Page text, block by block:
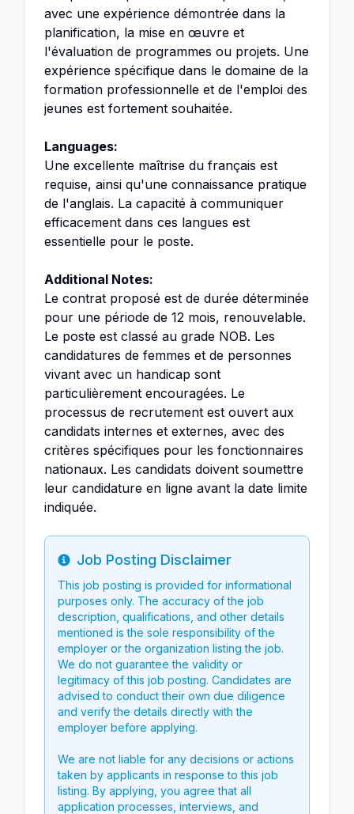
avec une expérience démontrée dans la
planification, la mise en œuvre et
l'évaluation de programmes ou projets. Une
expérience spécifique dans le domaine de la
formation professionnelle et de l'emploi des
jeunes est fortement souhaitée.
Languages:
Une excellente maîtrise du français est
requise, ainsi qu'une connaissance pratique
de l'anglais. La capacité à communiquer
efficacement dans ces langues est
essentielle pour le poste.
Additional Notes:
Le contrat proposé est de durée déterminée
pour une période de 12 mois, renouvelable.
Le poste est classé au grade NOB. Les
candidatures de femmes et de personnes
vivant avec un handicap sont
particulièrement encouragées. Le
processus de recrutement est ouvert aux
candidats internes et externes, avec des
critères spécifiques pour les fonctionnaires
nationaux. Les candidats doivent soumettre
leur candidature en ligne avant la date limite
indiquée.
Info
Job Posting Disclaimer
This job posting is provided for informational
purposes only. The accuracy of the job
description, qualifications, and other details
mentioned is the sole responsibility of the
employer or the organization listing the job.
We do not guarantee the validity or
legitimacy of this job posting. Candidates are
advised to conduct their own due diligence
and verify the details directly with the
employer before applying.
We are not liable for any decisions or actions
taken by applicants in response to this job
listing. By applying, you agree that all
application processes, interviews, and